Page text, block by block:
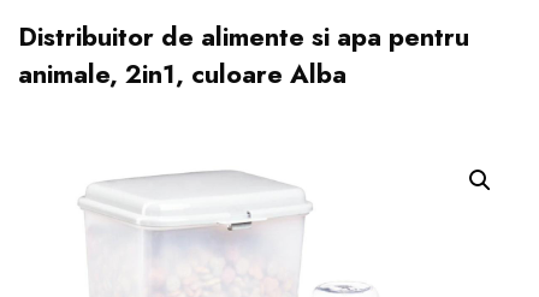
Distribuitor de alimente si apa pentru
animale, 2in1, culoare Alba